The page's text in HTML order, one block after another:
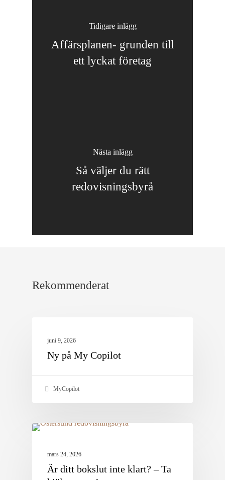
Tidigare inlägg
Affärsplanen- grunden till
ett lyckat företag
Nästa inlägg
Så väljer du rätt
redovisningsbyrå
Rekommenderat
juni 9, 2026
Ny på My Copilot
MyCopilot
mars 24, 2026
Är ditt bokslut inte klart? – Ta